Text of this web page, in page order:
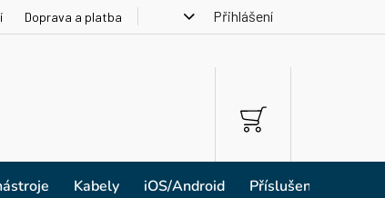
Doprava a platba Přihlášení
NÁKUPNÍ
KOŠÍK
Kabely iOS/Android Příslušenství